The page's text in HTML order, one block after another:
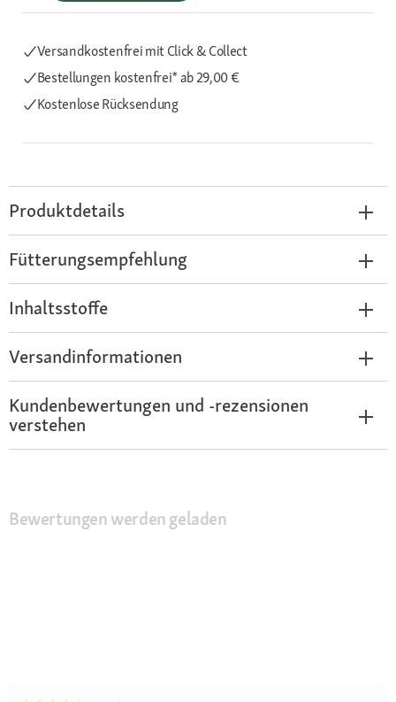
Versandkostenfrei mit Click & Collect
Bestellungen kostenfrei*ab 29,00 €
Kostenlose Rücksendung
Produktdetails
Fütterungsempfehlung
Inhaltsstoffe
Versandinformationen
Kundenbewertungen und -rezensionen
verstehen
Bewertungen werden geladen